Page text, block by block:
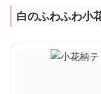
白のふわふわ小